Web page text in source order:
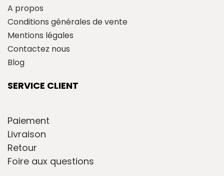
A propos
Conditions générales de vente
Mentions légales
Contactez nous
Blog
SERVICE CLIENT
Paiement
Livraison
Retour
Foire aux questions